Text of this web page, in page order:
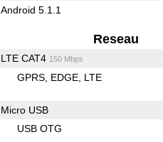
Android 5.1.1
Reseau
LTE CAT4 150 Mbps
GPRS EDGE LTE
Micro USB
USB OTG